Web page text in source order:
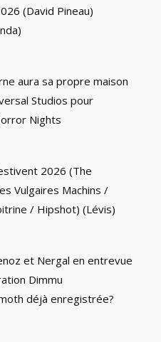
(David Pineau)
aura sa propre maison
Studios pour
Nights
2026 (The
Vulgaires Machins /
/ Hipshot) (Lévis)
et Nergal en entrevue
Dimmu
déjà enregistrée?